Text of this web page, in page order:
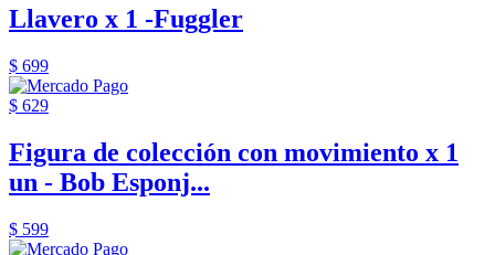
Llavero x 1 -Fuggler
$ 699
$ 629
Figura de colección con movimiento x 1
un - Bob Esponj...
$ 599